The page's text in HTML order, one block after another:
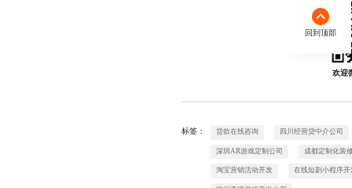
欢迎
标签： 贷款在线咨询 四川经营贷中介公司
深圳AR游戏定制公司 成都定制化装
淘宝营销活动开发 在线短剧小程序开
回到顶部